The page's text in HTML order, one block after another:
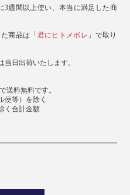
3週間以上使い、本当に満足した商
商品は「君にヒトメボレ 」で取り
日出荷いたします。
送料無料です。
便等）を除く
く合計金額